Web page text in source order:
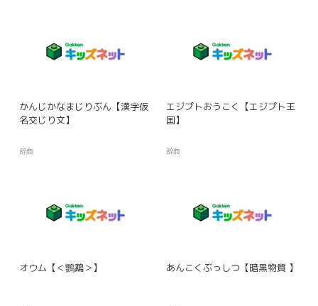
かんじかなまじりぶん【漢字仮
名交じり文】
辞典
エジプトおうこく【エジプト王
国】
辞典
オウム【＜鸚鵡＞】 あんこくぶっしつ【暗黒物質 】